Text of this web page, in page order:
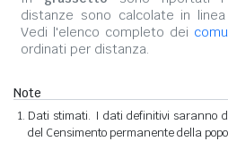
distanze sono calcolate in
Vedi l'elenco completo dei
ordinati per distanza.
Note
Dati stimati. I dati definitivi saranno
del Censimento permanente della